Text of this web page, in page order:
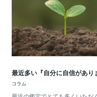
最近多い『自分に自信があ
コラム